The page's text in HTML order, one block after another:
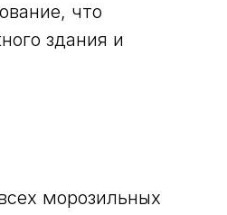
что
здания и
морозильных